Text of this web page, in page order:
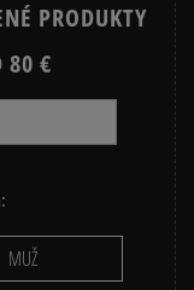
PRODUKTY
80 €
MUŽ